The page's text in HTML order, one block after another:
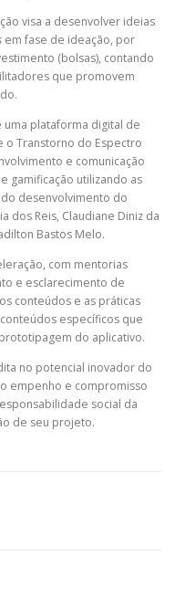
visa a desenvolver ideias
em fase de ideação, por
(bolsas), contando
que promovem
uma plataforma digital de
Transtorno do Espectro
e comunicação
gamificação utilizando as
desenvolvimento do
dos Reis, Claudiane Diniz da
Bastos Melo.
com mentorias
e esclarecimento de
conteúdos e as práticas
específicos que
do aplicativo.
no potencial inovador do
empenho e compromisso
social da
de seu projeto.